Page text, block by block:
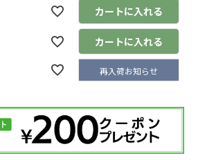
カートに入れる
カートに入れる
再入荷お知らせ